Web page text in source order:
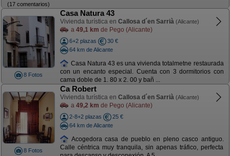
(17 comentarios)
8 Fotos
Casa Natura 43
Vivienda turística en Callosa d´en Sarrià (Alicante)
a 49,1 km de Pego (Alicante)
6+2 plazas
30 €
64 km de Alicante
Casa Natura 43 es una vivienda totalmetne restaurada
con un encanto especial. Cuenta con 3 dormitorios con
cama doble de 1. 80 x 2. 00 y bañ ...
8 Fotos
Ca Robert
Vivienda turística en Callosa d´en Sarrià (Alicante)
a 49,2 km de Pego (Alicante)
2-8+2 plazas
25 €
64 km de Alicante
Acogedora casa de pueblo en pleno casco antiguo.
Calle céntrica muy tranquila, sin apenas tráfico, perfecta